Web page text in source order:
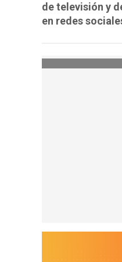
de televisión y
en redes